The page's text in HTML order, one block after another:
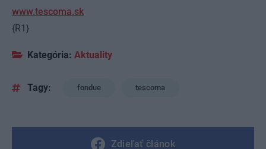
www.tescoma.sk
{R1}
Kategória: Aktuality
Tagy: fondue tescoma
Zdieľať článok